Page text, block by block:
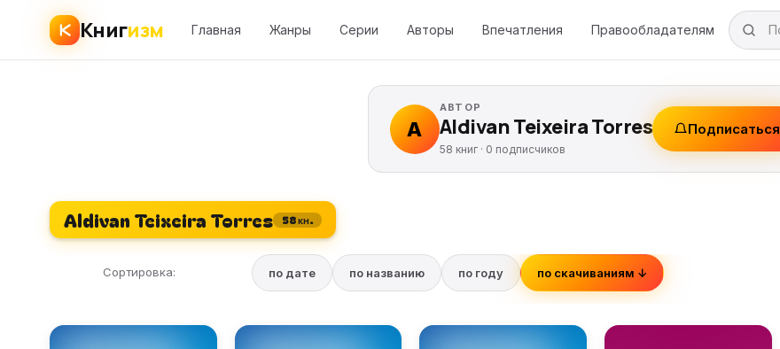
Книгизм Главная Жанры Серии Авторы Впечатления Правообладателям
A
АВТОР
Aldivan Teixeira Torres
58 книг · 0 подписчиков
Подписаться
Aldivan Teixeira Torres 58 кн.
Сортировка: по дате по названию по году по скачиваниям ↓